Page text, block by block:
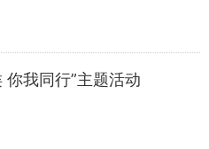
你我同行”主题活动